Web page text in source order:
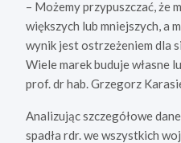
– Możemy przypuszczać, że
większych lub mniejszych, a
wynik jest ostrzeżeniem dla
Wiele marek buduje własne
prof. dr hab. Grzegorz
Analizując szczegółowe
spadła rdr. we wszystkich